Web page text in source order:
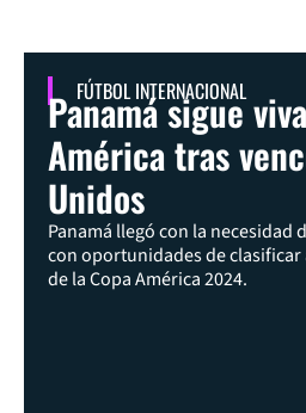
FÚTBOL INTERNACIONAL
Panamá sigue
América tras
Unidos
Panamá llegó con la necesidad
con oportunidades de
de la Copa América 2024.